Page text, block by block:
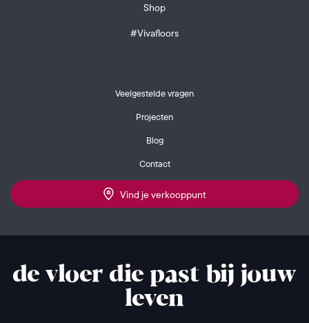
Shop
#Vivafloors
Veelgestelde vragen
Projecten
Blog
Contact
Vind je verkooppunt
de vloer die past bij jouw
leven